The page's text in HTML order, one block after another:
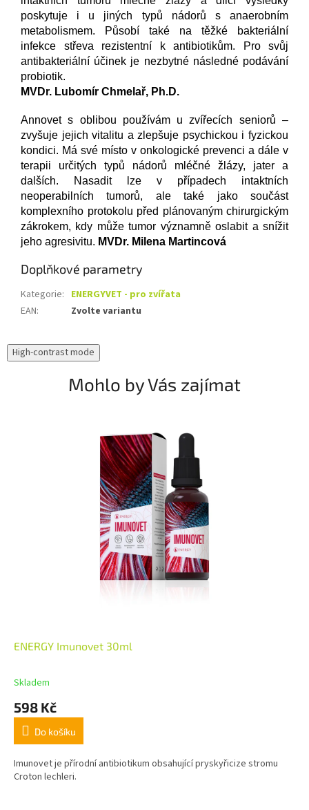
poskytuje i u jiných typů nádorů s anaerobním
metabolismem. Působí také na těžké bakteriální
infekce střeva rezistentní k antibiotikům. Pro svůj
antibakteriální účinek je nezbytné následné podávání
probiotik.
MVDr. Lubomír Chmelař, Ph.D.
Annovet s oblibou používám u zvířecích seniorů –
zvyšuje jejich vitalitu a zlepšuje psychickou i fyzickou
kondici. Má své místo v onkologické prevenci a dále v
terapii určitých typů nádorů mléčné žlázy, jater a
dalších. Nasadit lze v případech intaktních
neoperabilních tumorů, ale také jako součást
komplexního protokolu před plánovaným chirurgickým
zákrokem, kdy může tumor významně oslabit a snížit
jeho agresivitu. MVDr. Milena Martincová
Doplňkové parametry
Kategorie: ENERGYVET - pro zvířata
EAN: Zvolte variantu
High-contrast mode
Mohlo by Vás zajímat
ENERGY Imunovet 30ml
Skladem
598 Kč
Do košíku
Imunovet je přírodní antibiotikum obsahující pryskyřicize stromu
Croton lechleri.